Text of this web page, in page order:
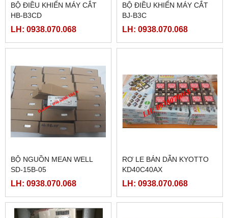
BỘ ĐIỀU KHIỂN MÁY CẮT
HB-B3CD
LH: 0938.070.068
BỘ ĐIỀU KHIỂN MÁY CẮT
BJ-B3C
LH: 0938.070.068
BỘ NGUỒN MEAN WELL
SD-15B-05
LH: 0938.070.068
RƠ LE BÁN DẪN KYOTTO
KD40C40AX
LH: 0938.070.068